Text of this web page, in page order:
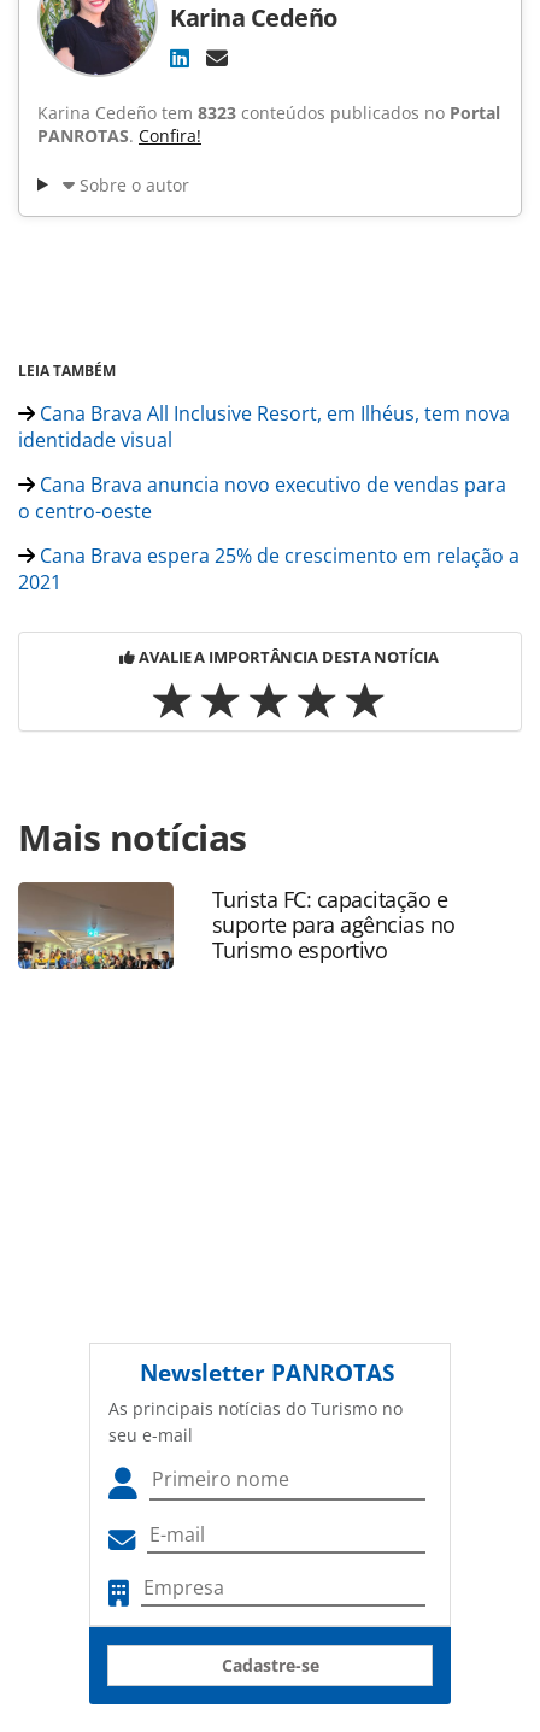
Karina Cedeño
Karina Cedeño tem 8323 conteúdos publicados no Portal
PANROTAS. Confira!
Sobre o autor
LEIA TAMBÉM
Cana Brava All Inclusive Resort, em Ilhéus, tem nova
identidade visual
Cana Brava anuncia novo executivo de vendas para
o centro-oeste
Cana Brava espera 25% de crescimento em relação a
2021
AVALIE A IMPORTÂNCIA DESTA NOTÍCIA
https://www.panrotas.com.br/hotelaria/mercado/2024/04/
brava-anuncia-duas-novas-executivas-de-vendas-para-o-
centro-oeste_205085.html ou as ferramentas oferecidas na
página. Todo o conteúdo produzido pela PANROTAS
Editora é protegido pela legislação brasileira sobre direito
autoral. Não reproduza o conteúdo sem autorização da
Mais notícias
Turista FC: capacitação e
suporte para agências no
Turismo esportivo
Newsletter PANROTAS
As principais notícias do Turismo no
seu e-mail
Cadastre-se